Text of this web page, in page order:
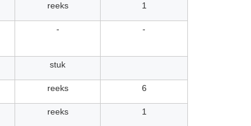
reeks 1
- -
stuk
reeks 6
reeks 1